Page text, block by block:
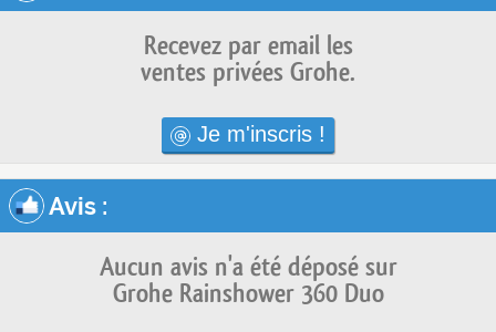
Recevez par email les
ventes privées Grohe.
Je m'inscris !
Avis :
Aucun avis n'a été déposé sur
Grohe Rainshower 360 Duo